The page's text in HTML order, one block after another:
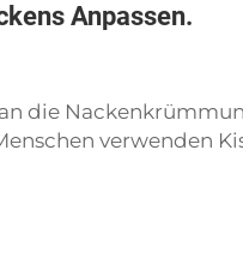
Anpassen.
die
verwenden
den eigentlichen
des Nackens
Bereich intelligenter